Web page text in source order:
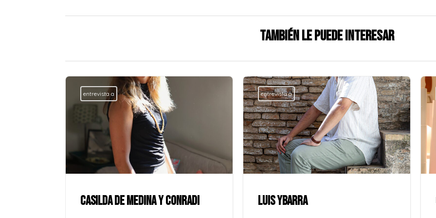
También le puede interesar
entrevista a
CASILDA DE MEDINA Y CONRADI
entrevista a
LUIS YBARRA